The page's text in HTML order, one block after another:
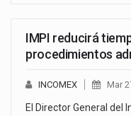
IMPI reducirá
procedimientos
INCOMEX Mar
El Director General del